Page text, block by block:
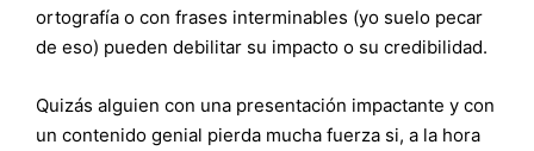
ortografía o con frases interminables (yo suelo pecar
de eso) pueden debilitar su impacto o su credibilidad.
Quizás alguien con una presentación impactante y con
un contenido genial pierda mucha fuerza si, a la hora